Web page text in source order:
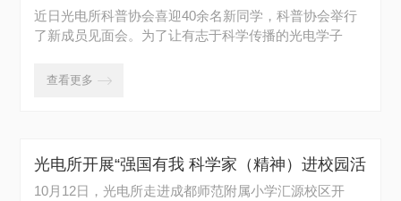
利结束
近日光电所科普协会喜迎40余名新同学，科普协会举行
了新成员见面会。为了让有志于科学传播的光电学子
查看更多 
光电所开展“强国有我 科学家（精神）进校园活
动”
10月12日，光电所走进成都师范附属小学汇源校区开